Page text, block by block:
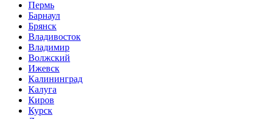
Пермь
Барнаул
Брянск
Владивосток
Владимир
Волжский
Ижевск
Калининград
Калуга
Киров
Курск